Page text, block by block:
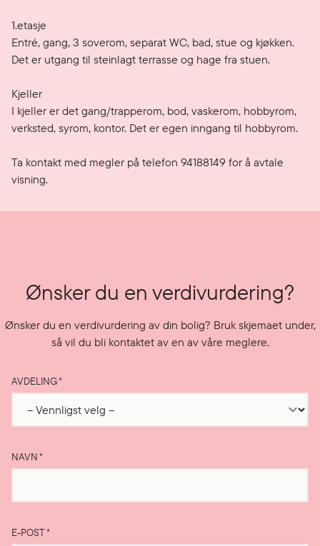
1.etasje
Entré, gang, 3 soverom, separat WC, bad, stue og kjøkken.
Det er utgang til steinlagt terrasse og hage fra stuen.
Kjeller
I kjeller er det gang/trapperom, bod, vaskerom, hobbyrom,
verksted, syrom, kontor. Det er egen inngang til hobbyrom.
Ta kontakt med megler på telefon 94188149 for å avtale
Ønsker du en verdivurdering?
Ønsker du en verdivurdering av din bolig? Bruk skjemaet under,
så vil du bli kontaktet av en av våre meglere.
AVDELING*
NAVN*
E-POST*